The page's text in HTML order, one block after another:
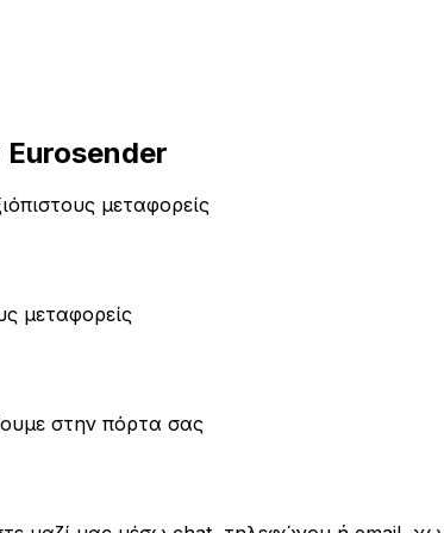
μεταφορείς
μεταφορείς
στην πόρτα σας